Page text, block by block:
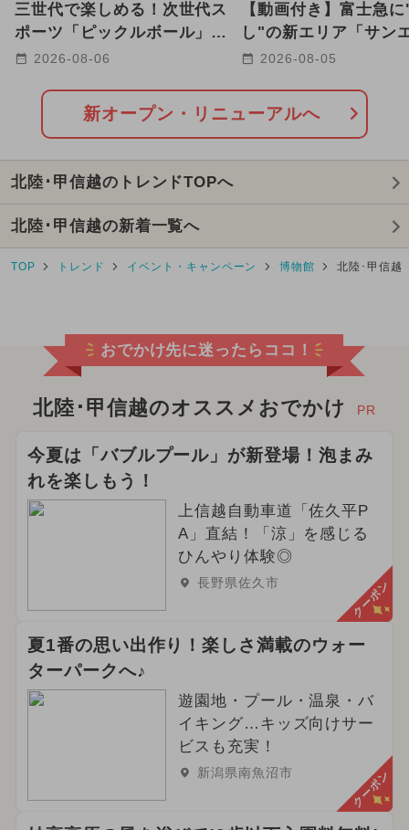
2019年のイベント 2022年オープン
三世代で楽しめる！次世代ス
ポーツ「ピックルボール」が
八ヶ岳の高原リゾートに登場
2026-08-06
【動画付き】富士急
し"の新エリア「サン
ス パラダイス」に潜
2026-08-05
新オープン・リニューアルへ
北陸･甲信越のトレンドTOPへ
北陸･甲信越の新着一覧へ
TOP トレンド イベント・キャンペーン 博物館 北陸･甲信越
おでかけ先に迷ったらココ！
北陸･甲信越のオススメおでかけ PR
今夏は「バブルプール」が新登場！泡まみ
れを楽しもう！
上信越自動車道「佐久平P
A」直結！「涼」を感じる
ひんやり体験◎
長野県佐久市 クーポン
夏1番の思い出作り！楽しさ満載のウォー
ターパークへ♪
遊園地・プール・温泉・バ
イキング…キッズ向けサー
ビスも充実！
新潟県南魚沼市 クーポン